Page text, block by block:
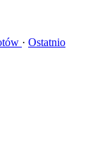
· Ostatnio